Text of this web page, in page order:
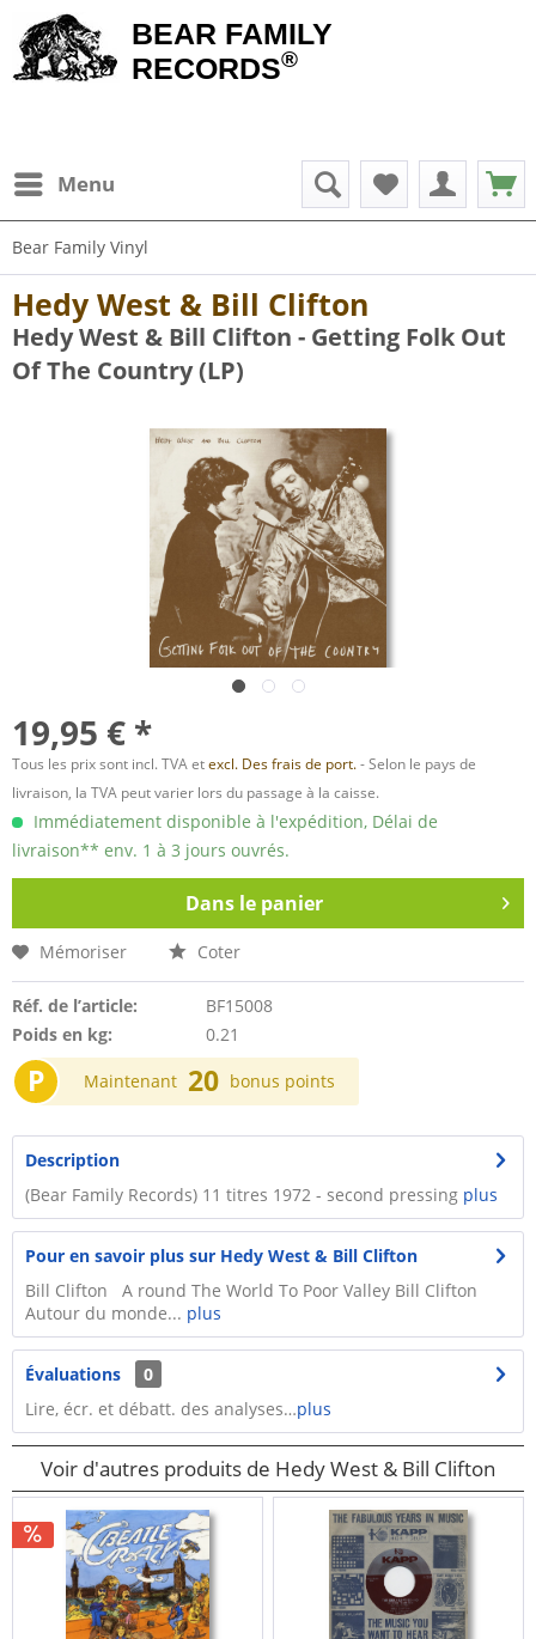
BEAR FAMILY
RECORDS®
Menu
Bear Family Vinyl
Hedy West & Bill Clifton
Hedy West & Bill Clifton - Getting Folk Out
Of The Country (LP)
19,95 € *
Tous les prix sont incl. TVA etexcl. Des frais de port.- Selon le pays de
livraison, la TVA peut varier lors du passage à la caisse.
Immédiatement disponible à l'expédition, Délai de
livraison** env. 1 à 3 jours ouvrés.
Dans le panier
Mémoriser Coter
Réf. de l’article:
BF15008
Poids en kg:
0.21
P Maintenant 20 bonus points
Description
(Bear Family Records) 11 titres 1972 - second pressing plus
Pour en savoir plus sur Hedy West & Bill Clifton
Bill Clifton A round The World To Poor Valley Bill Clifton
Autour du monde... plus
Évaluations
0
Lire, écr. et débatt. des analyses…plus
Voir d'autres produits de Hedy West & Bill Clifton